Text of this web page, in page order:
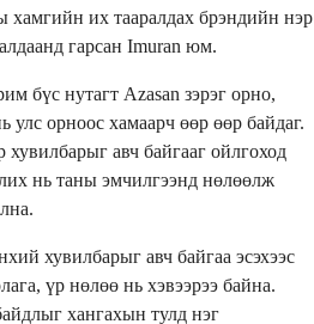
хамгийн их тааралдах брэндийн нэр
гарсан Imuran юм.
бүс нутагт Azasan зэрэг орно,
улс орноос хамаарч өөр өөр байдаг.
авч байгааг ойлгоход
нь таны эмчилгээнд нөлөөлж
хувилбарыг авч байгаа эсэхээс
үр нөлөө нь хэвээрээ байна.
хангахын тулд нэг